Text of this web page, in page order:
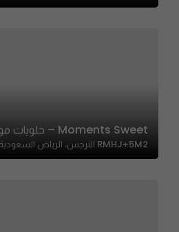
Moments Sweet – حلويات مومنت
RMHJ+5M2 النرجس، الرياض السعودية